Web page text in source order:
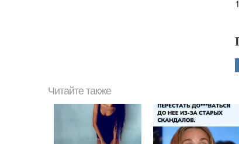
Читайте также